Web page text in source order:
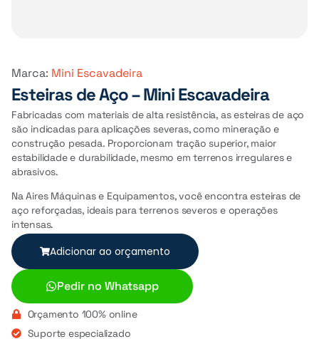
Marca: Mini Escavadeira
Esteiras de Aço – Mini Escavadeira
Fabricadas com materiais de alta resistência, as esteiras de aço
são indicadas para aplicações severas, como mineração e
construção pesada. Proporcionam tração superior, maior
estabilidade e durabilidade, mesmo em terrenos irregulares e
abrasivos.
Na Aires Máquinas e Equipamentos, você encontra esteiras de
aço reforçadas, ideais para terrenos severos e operações
intensas.
Adicionar ao orçamento
Pedir no Whatsapp
Orçamento 100% online
Suporte especializado